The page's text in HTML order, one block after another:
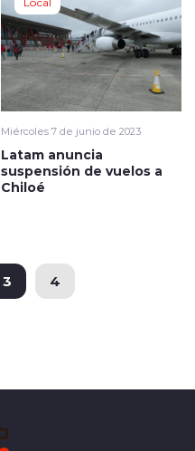
Miércoles 7 de junio de 2023
Latam anuncia
suspensión de vuelos a
Chiloé
3 4